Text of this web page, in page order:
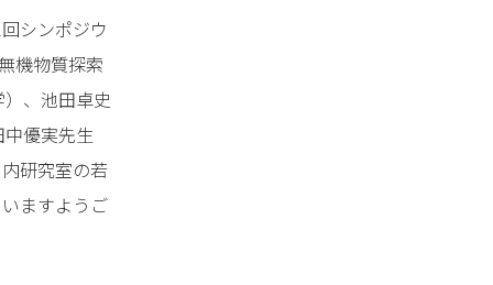
シンポジウ
機物質探索
、池田卓史
優実先生
研究室の若
ますようご